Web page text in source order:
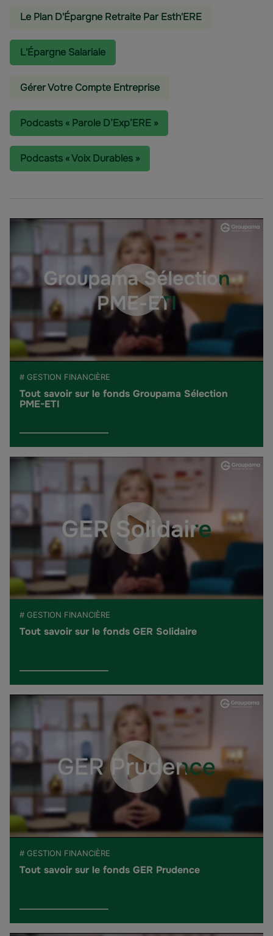
Le Plan D'Épargne Retraite Par Esth'ERE
L'épargne Salariale
Gérer Votre Compte Entreprise
Podcasts « Parole D’Exp’ERE »
Podcasts « Voix Durables »
# GESTION FINANCIÈRE
Tout savoir sur le fonds Groupama Sélection
PME-ETI
# GESTION FINANCIÈRE
Tout savoir sur le fonds GER Solidaire
# GESTION FINANCIÈRE
Tout savoir sur le fonds GER Prudence